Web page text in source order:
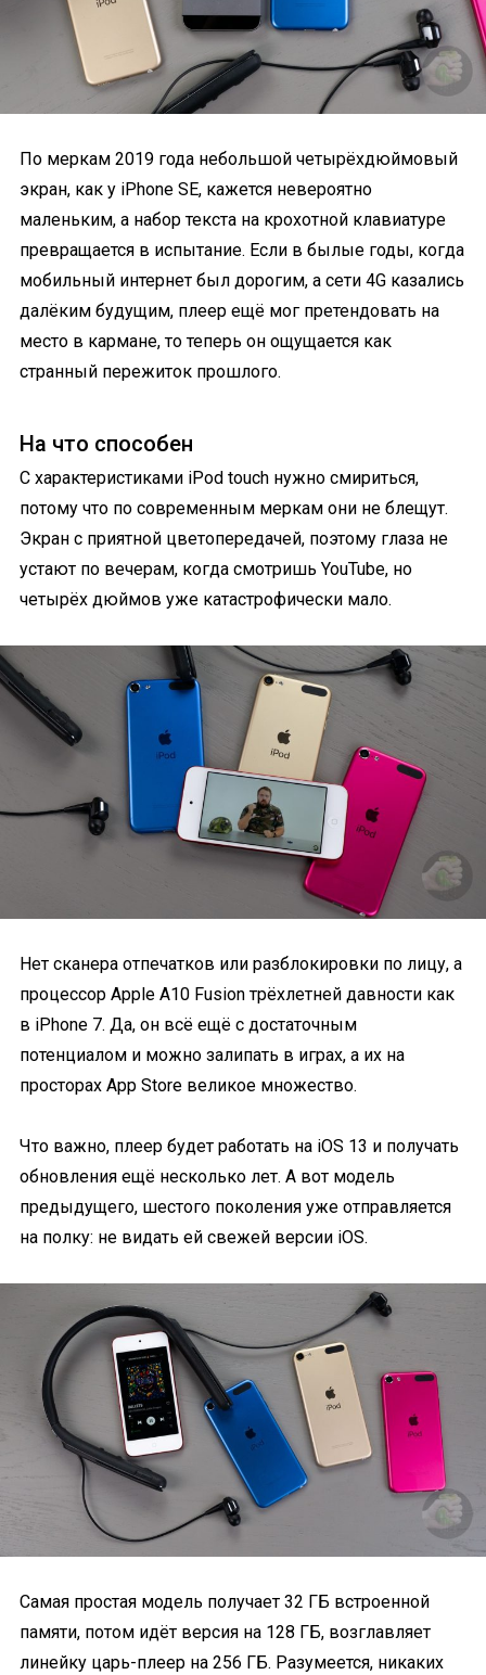
По меркам 2019 года небольшой четырёхдюймовый
экран, как у iPhone SE, кажется невероятно
маленьким, а набор текста на крохотной клавиатуре
превращается в испытание. Если в былые годы, когда
мобильный интернет был дорогим, а сети 4G казались
далёким будущим, плеер ещё мог претендовать на
место в кармане, то теперь он ощущается как
странный пережиток прошлого.
На что способен
С характеристиками iPod touch нужно смириться,
потому что по современным меркам они не блещут.
Экран с приятной цветопередачей, поэтому глаза не
устают по вечерам, когда смотришь YouTube, но
четырёх дюймов уже катастрофически мало.
Нет сканера отпечатков или разблокировки по лицу, а
процессор Apple A10 Fusion трёхлетней давности как
в iPhone 7. Да, он всё ещё с достаточным
потенциалом и можно залипать в играх, а их на
просторах App Store великое множество.
Что важно, плеер будет работать на iOS 13 и получать
обновления ещё несколько лет. А вот модель
предыдущего, шестого поколения уже отправляется
на полку: не видать ей свежей версии iOS.
Самая простая модель получает 32 ГБ встроенной
памяти, потом идёт версия на 128 ГБ, возглавляет
линейку царь-плеер на 256 ГБ. Разумеется, никаких